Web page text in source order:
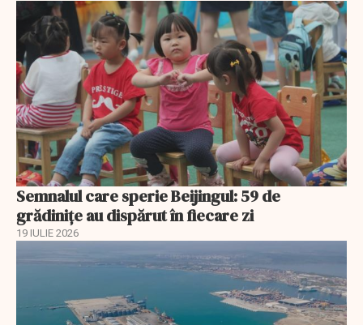
Semnalul care sperie Beijingul: 59 de
grădinițe au dispărut în fiecare zi
19 IULIE 2026